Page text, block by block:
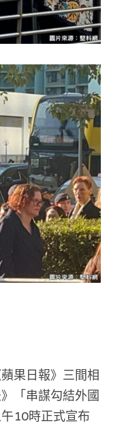
果日報》三間相
「串謀勾結外國
10時正式宣布